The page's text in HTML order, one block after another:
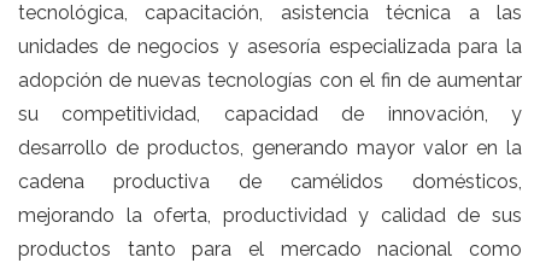
tecnológica, capacitación, asistencia técnica a las
unidades de negocios y asesoría especializada para la
adopción de nuevas tecnologías con el fin de aumentar
su competitividad, capacidad de innovación, y
desarrollo de productos, generando mayor valor en la
cadena productiva de camélidos domésticos,
mejorando la oferta, productividad y calidad de sus
productos tanto para el mercado nacional como